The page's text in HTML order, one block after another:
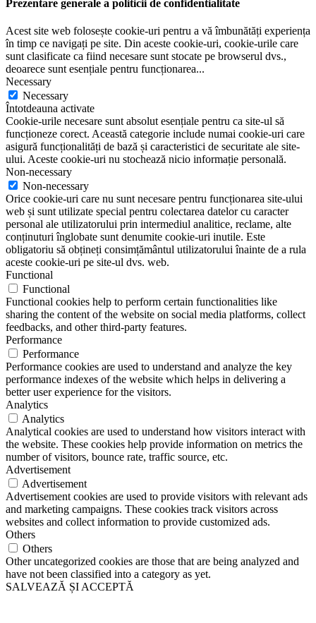
Prezentare generale a politicii de confidentialitate
Acest site web folosește cookie-uri pentru a vă îmbunătăți experiența
în timp ce navigați pe site. Din aceste cookie-uri, cookie-urile care
sunt clasificate ca fiind necesare sunt stocate pe browserul dvs.,
deoarece sunt esențiale pentru funcționarea...
Necessary
Necessary
Întotdeauna activate
Cookie-urile necesare sunt absolut esențiale pentru ca site-ul să
funcționeze corect. Această categorie include numai cookie-uri care
asigură funcționalități de bază și caracteristici de securitate ale site-
ului. Aceste cookie-uri nu stochează nicio informație personală.
Non-necessary
Non-necessary
Orice cookie-uri care nu sunt necesare pentru funcționarea site-ului
web și sunt utilizate special pentru colectarea datelor cu caracter
personal ale utilizatorului prin intermediul analitice, reclame, alte
conținuturi înglobate sunt denumite cookie-uri inutile. Este
obligatoriu să obțineți consimțământul utilizatorului înainte de a rula
aceste cookie-uri pe site-ul dvs. web.
Functional
Functional
Functional cookies help to perform certain functionalities like
sharing the content of the website on social media platforms, collect
feedbacks, and other third-party features.
Performance
Performance
Performance cookies are used to understand and analyze the key
performance indexes of the website which helps in delivering a
better user experience for the visitors.
Analytics
Analytics
Analytical cookies are used to understand how visitors interact with
the website. These cookies help provide information on metrics the
number of visitors, bounce rate, traffic source, etc.
Advertisement
Advertisement
Advertisement cookies are used to provide visitors with relevant ads
and marketing campaigns. These cookies track visitors across
websites and collect information to provide customized ads.
Others
Others
Other uncategorized cookies are those that are being analyzed and
have not been classified into a category as yet.
SALVEAZĂ ȘI ACCEPTĂ